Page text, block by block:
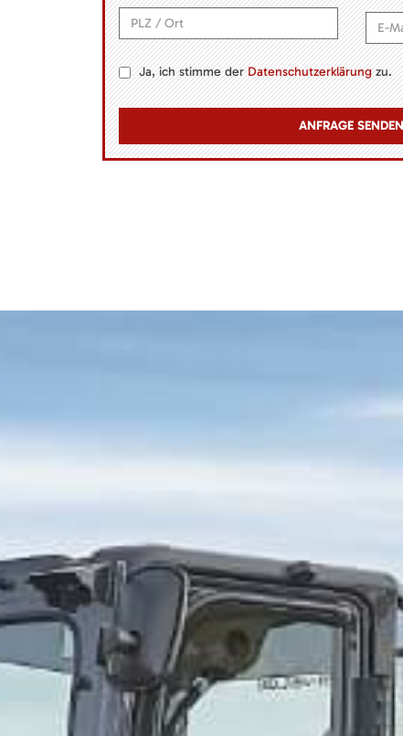
Ja, ich stimme derDatenschutzerklärungzu.